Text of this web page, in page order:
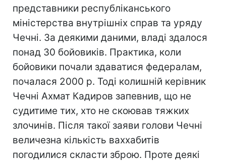
представники республіканського
міністерства внутрішніх справ та уряду
Чечні. За деякими даними, владі здалося
понад 30 бойовиків. Практика, коли
бойовики почали здаватися федералам,
почалася 2000 р. Тоді колишній керівник
Чечні Ахмат Кадиров запевнив, що не
судитиме тих, хто не скоював тяжких
злочинів. Після такої заяви голови Чечні
величезна кількість ваххабитів
погодилися скласти зброю. Проте деякі